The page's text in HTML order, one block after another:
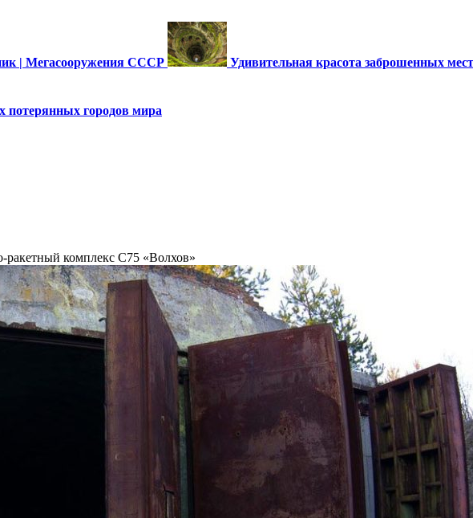
| Мегасооружения СССР Удивительная красота заброшенных мест
потерянных городов мира
ракетный комплекс С75 «Волхов»